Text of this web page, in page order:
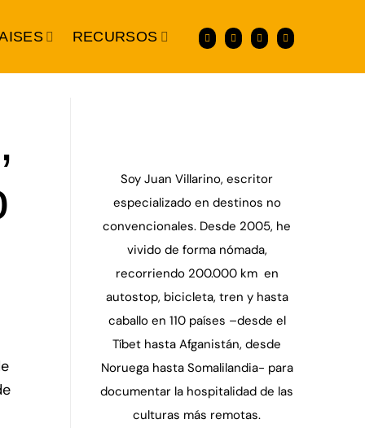
RECURSOS
Soy Juan Villarino, escritor
especializado en destinos no
convencionales. Desde 2005, he
vivido de forma nómada,
recorriendo 200.000 km en
autostop, bicicleta, tren y hasta
caballo en 110 países –desde el
Tíbet hasta Afganistán, desde
Noruega hasta Somalilandia- para
documentar la hospitalidad de las
culturas más remotas.